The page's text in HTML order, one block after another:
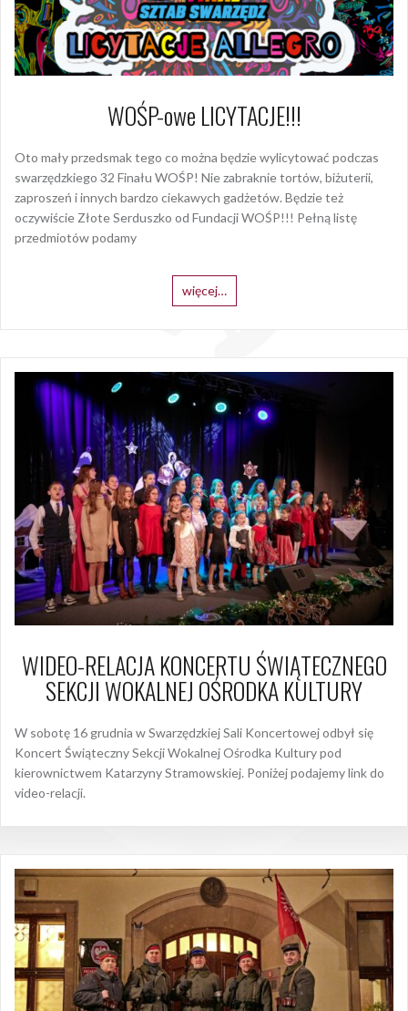
WOŚP-owe LICYTACJE!!!
Oto mały przedsmak tego co można będzie wylicytować podczas
swarzędzkiego 32 Finału WOŚP! Nie zabraknie tortów, biżuterii,
zaproszeń i innych bardzo ciekawych gadżetów. Będzie też
oczywiście Złote Serduszko od Fundacji WOŚP!!! Pełną listę
przedmiotów podamy
więcej…
WIDEO-RELACJA KONCERTU ŚWIĄTECZNEGO
SEKCJI WOKALNEJ OŚRODKA KULTURY
W sobotę 16 grudnia w Swarzędzkiej Sali Koncertowej odbył się
Koncert Świąteczny Sekcji Wokalnej Ośrodka Kultury pod
kierownictwem Katarzyny Stramowskiej. Poniżej podajemy link do
video-relacji.